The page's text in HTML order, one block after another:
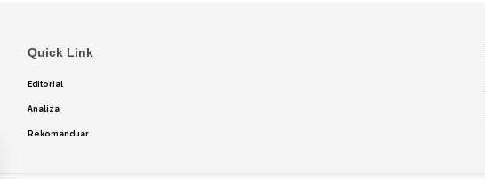
Quick Link
Editorial
Analiza
Rekomanduar